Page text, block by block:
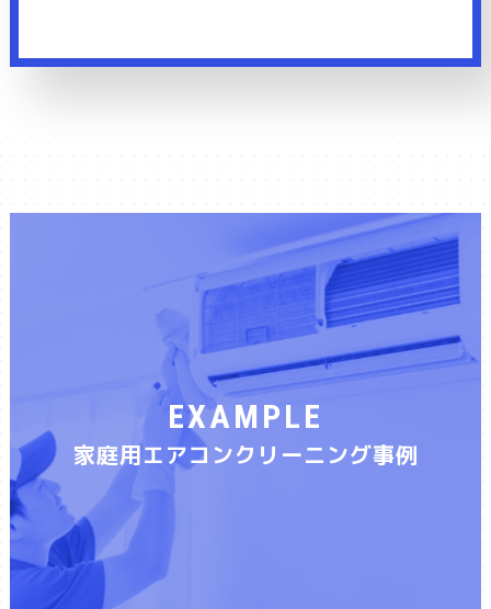
EXAMPLE
家庭用エアコンクリーニング事例